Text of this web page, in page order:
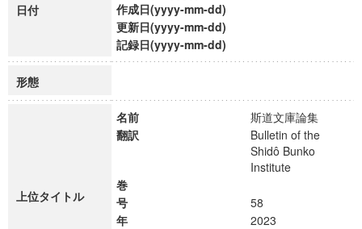
日付
作成日(yyyy-mm-dd)
更新日(yyyy-mm-dd)
記録日(yyyy-mm-dd)
形態
上位タイトル
名前
斯道文庫論集
翻訳
Bulletin of the
Shidô Bunko
Institute
巻
号
58
年
2023